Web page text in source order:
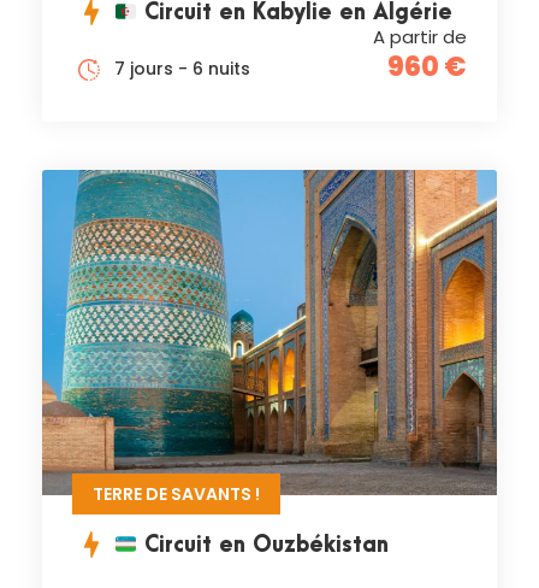
Circuit en Kabylie en Algérie
A partir de
960 €
7 jours - 6 nuits
TERRE DE SAVANTS !
Circuit en Ouzbékistan